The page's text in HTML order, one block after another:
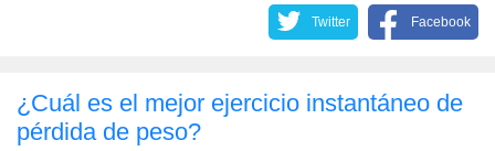
Twitter Facebook
¿Cuál es el mejor ejercicio instantáneo de
pérdida de peso?